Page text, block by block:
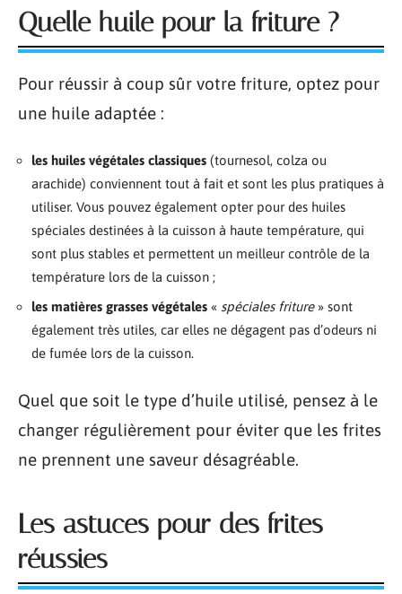
Quelle huile pour la friture ?
Pour réussir à coup sûr votre friture, optez pour
une huile adaptée :
les huiles végétales classiques (tournesol, colza ou
arachide) conviennent tout à fait et sont les plus pratiques à
utiliser. Vous pouvez également opter pour des huiles
spéciales destinées à la cuisson à haute température, qui
sont plus stables et permettent un meilleur contrôle de la
température lors de la cuisson ;
les matières grasses végétales « spéciales friture» sont
également très utiles, car elles ne dégagent pas d’odeurs ni
de fumée lors de la cuisson.
Quel que soit le type d’huile utilisé, pensez à le
changer régulièrement pour éviter que les frites
ne prennent une saveur désagréable.
Les astuces pour des frites
réussies